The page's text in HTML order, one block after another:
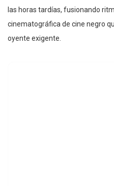
las horas tardías, fusionando
cinematográfica de cine negro
oyente exigente.